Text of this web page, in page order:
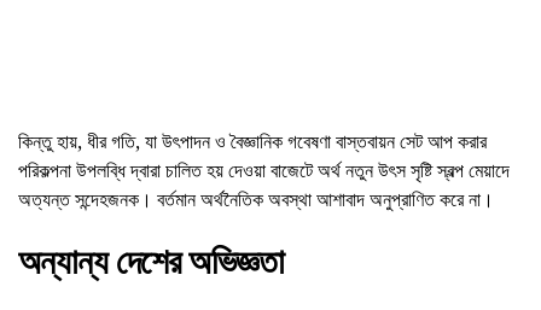
কিন্তু হায়, ধীর গতি, যা উৎপাদন ও বৈজ্ঞানিক গবেষণা বাস্তবায়ন সেট আপ করার
পরিকল্পনা উপলব্ধি দ্বারা চালিত হয় দেওয়া বাজেটে অর্থ নতুন উৎস সৃষ্টি স্বল্প মেয়াদে
অত্যন্ত সন্দেহজনক। বর্তমান অর্থনৈতিক অবস্থা আশাবাদ অনুপ্রাণিত করে না।
অন্যান্য দেশের অভিজ্ঞতা